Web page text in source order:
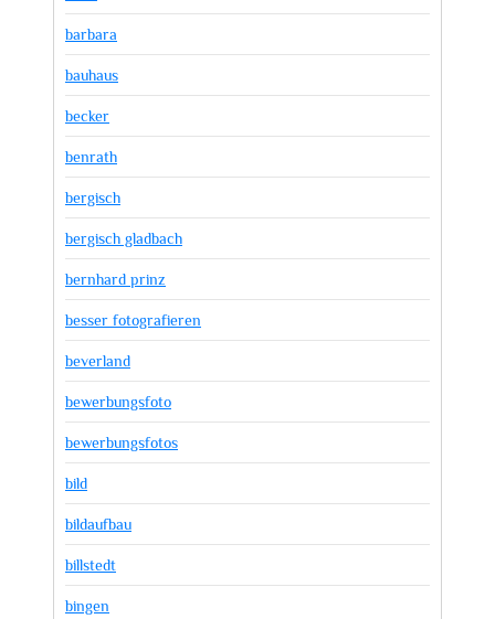
barbara
bauhaus
becker
benrath
bergisch
bergisch gladbach
bernhard prinz
besser fotografieren
beverland
bewerbungsfoto
bewerbungsfotos
bild
bildaufbau
billstedt
bingen